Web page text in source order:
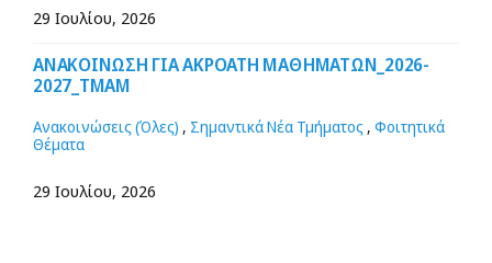
29 Ιουλίου, 2026
ΑΝΑΚΟΙΝΩΣΗ ΓΙΑ ΑΚΡΟΑΤΗ ΜΑΘΗΜΑΤΩΝ_2026-
2027_ΤΜΑΜ
Ανακοινώσεις (Όλες) , Σημαντικά Νέα Τμήματος, Φοιτητικά
Θέματα
29 Ιουλίου, 2026